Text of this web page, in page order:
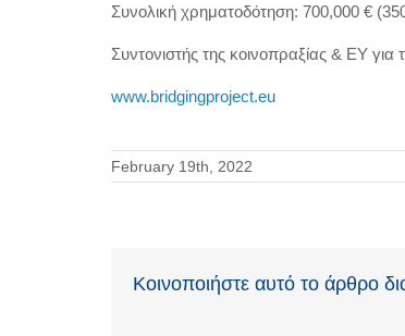
Συνολική χρηματοδότηση: 700,000 €
Συντονιστής της κοινοπραξίας & ΕΥ
www.bridgingproject.eu
February 19th, 2022
Κοινοποιήστε αυτό το άρθρο